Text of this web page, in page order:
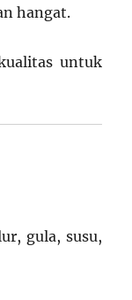
hangat.
untuk
gula, susu,